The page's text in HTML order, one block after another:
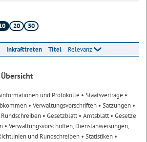
20 50
Inkrafttreten Titel Relevanz
und Protokolle • Staatsverträge •
• Verwaltungsvorschriften • Satzungen •
Rundschreiben • Gesetzblatt• Amtsblatt• Gesetze
• Verwaltungsvorschriften, Dienstanweisungen,
und Rundschreiben • Statistiken •